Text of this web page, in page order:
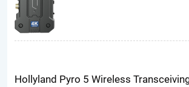
Hollyland Pyro 5 Wireless